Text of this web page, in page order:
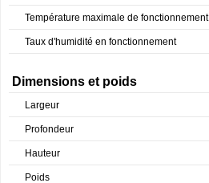
Température maximale de fonctionnement
Taux d'humidité en fonctionnement
Dimensions et poids
Largeur
Profondeur
Hauteur
Poids